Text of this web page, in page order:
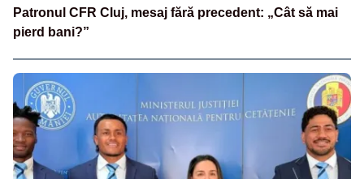
Patronul CFR Cluj, mesaj fără precedent: „Cât să mai
pierd bani?”